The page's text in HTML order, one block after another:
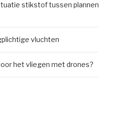
stikstof tussen plannen
vluchten
het vliegen met drones?